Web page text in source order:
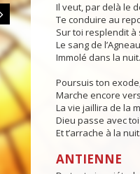
Il veut, par delà le
Te conduire au
Sur toi resplendit à
Le sang de l’Agneau
Immolé dans la nuit.
Poursuis ton
Marche encore
La vie jaillira de la
Dieu passe avec toi
Et t’arrache à la nuit.
ANTIENNE